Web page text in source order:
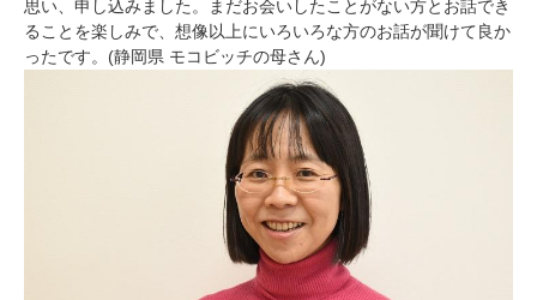
思い、申し込みました。まだお会いしたことがない方とお話でき
ることを楽しみで、想像以上にいろいろな方のお話が聞けて良か
ったです。(静岡県 モコビッチの母さん)